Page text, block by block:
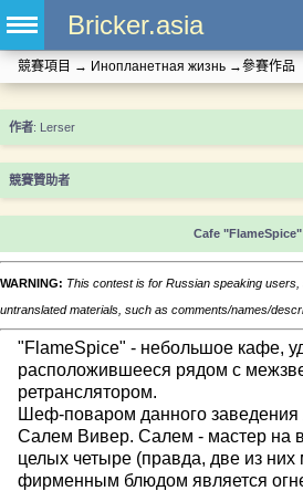
Bricker.asia
競賽項目 → Инопланетная жизнь →參賽作品
競賽贊助者
Cafe "FlameSpice"
WARNING: This contest is for Russian speaking
untranslated materials, such as comments/names/
"FlameSpice" - небольшое кафе,
расположившееся рядом с
ретранслятором.
Шеф-поваром данного заведения
Салем Вивер. Салем - мастер на
целых четыре (правда, две из них
фирменным блюдом является